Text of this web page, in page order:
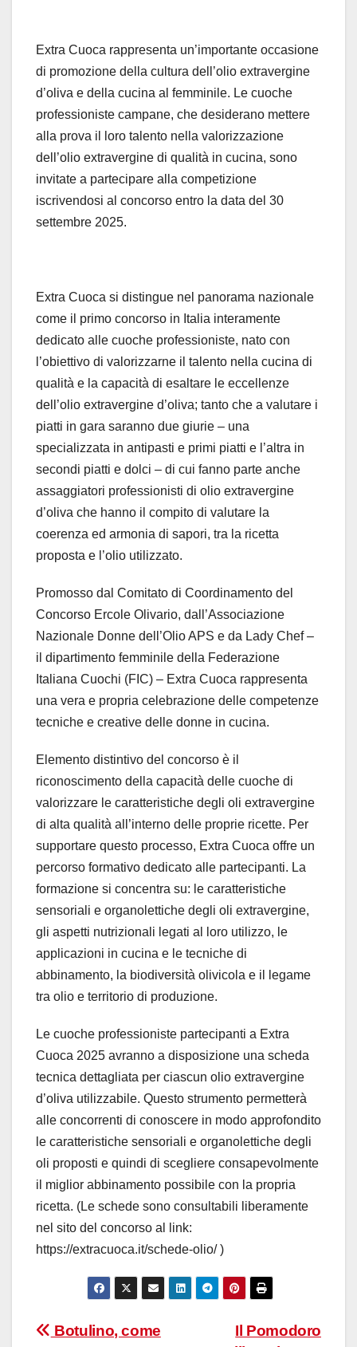
Extra Cuoca rappresenta un’importante occasione
di promozione della cultura dell’olio extravergine
d’oliva e della cucina al femminile. Le cuoche
professioniste campane, che desiderano mettere
alla prova il loro talento nella valorizzazione
dell’olio extravergine di qualità in cucina, sono
invitate a partecipare alla competizione
iscrivendosi al concorso entro la data del 30
settembre 2025.
Extra Cuoca si distingue nel panorama nazionale
come il primo concorso in Italia interamente
dedicato alle cuoche professioniste, nato con
l’obiettivo di valorizzarne il talento nella cucina di
qualità e la capacità di esaltare le eccellenze
dell’olio extravergine d’oliva; tanto che a valutare i
piatti in gara saranno due giurie – una
specializzata in antipasti e primi piatti e l’altra in
secondi piatti e dolci – di cui fanno parte anche
assaggiatori professionisti di olio extravergine
d’oliva che hanno il compito di valutare la
coerenza ed armonia di sapori, tra la ricetta
proposta e l’olio utilizzato.
Promosso dal Comitato di Coordinamento del
Concorso Ercole Olivario, dall’Associazione
Nazionale Donne dell’Olio APS e da Lady Chef –
il dipartimento femminile della Federazione
Italiana Cuochi (FIC) – Extra Cuoca rappresenta
una vera e propria celebrazione delle competenze
tecniche e creative delle donne in cucina.
Elemento distintivo del concorso è il
riconoscimento della capacità delle cuoche di
valorizzare le caratteristiche degli oli extravergine
di alta qualità all’interno delle proprie ricette. Per
supportare questo processo, Extra Cuoca offre un
percorso formativo dedicato alle partecipanti. La
formazione si concentra su: le caratteristiche
sensoriali e organolettiche degli oli extravergine,
gli aspetti nutrizionali legati al loro utilizzo, le
applicazioni in cucina e le tecniche di
abbinamento, la biodiversità olivicola e il legame
tra olio e territorio di produzione.
Le cuoche professioniste partecipanti a Extra
Cuoca 2025 avranno a disposizione una scheda
tecnica dettagliata per ciascun olio extravergine
d’oliva utilizzabile. Questo strumento permetterà
alle concorrenti di conoscere in modo approfondito
le caratteristiche sensoriali e organolettiche degli
oli proposti e quindi di scegliere consapevolmente
il miglior abbinamento possibile con la propria
ricetta. (Le schede sono consultabili liberamente
nel sito del concorso al link:
https://extracuoca.it/schede-olio/ )
Navigazione
Il Pomodoro
Botulino, come